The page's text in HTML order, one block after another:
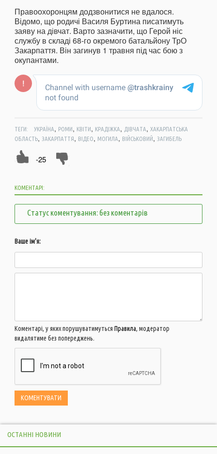
Правоохоронцям додзвонитися не вдалося.
Відомо, що родичі Василя Буртина писатимуть
заяву на дівчат. Варто зазначити, що Герой ніс
службу в складі 68-го окремого батальйону ТрО
Закарпаття. Він загинув 1 травня під час бою з
окупантами.
ТЕГИ: УКРАЇНА, РОМИ, КВІТИ, КРАДІЖКА, ДІВЧАТА, ХАКАРПАТСЬКА
ОБЛАСТЬ, ЗАКАРПАТТЯ, ВІДЕО, МОГИЛА, ВІЙСЬКОВИЙ, ЗАГИБЕЛЬ
-25
КОМЕНТАРІ:
Статус коментування: без коментарів
Ваше ім'я:
Коментарі, у яких порушуватимуться Правила, модератор
видалятиме без попереджень.
ОСТАННІ НОВИНИ